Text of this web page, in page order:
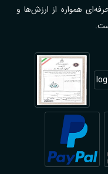
همواره از ارزش‌ها و